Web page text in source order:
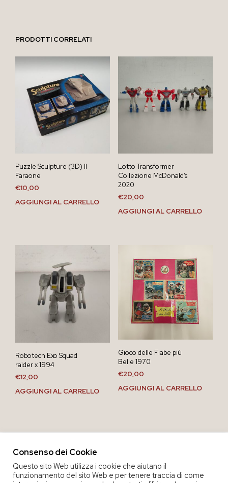
PRODOTTI CORRELATI
Puzzle Sculpture (3D) Il
Faraone
€10,00
AGGIUNGI AL CARRELLO
Lotto Transformer
Collezione McDonald’s
2020
€20,00
AGGIUNGI AL CARRELLO
Robotech Exo Squad
raider x 1994
€12,00
AGGIUNGI AL CARRELLO
Gioco delle Fiabe più
Belle 1970
€20,00
AGGIUNGI AL CARRELLO
Consenso dei Cookie
Questo sito Web utilizza i cookie che aiutano il
funzionamento del sito Web e per tenere traccia di come